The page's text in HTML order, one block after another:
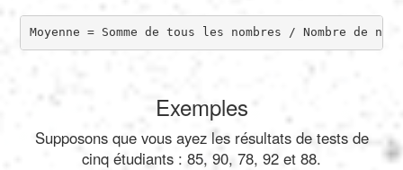
Moyenne = Somme de tous les nombres / Nombre de
Exemples
Supposons que vous ayez les résultats de tests de
cinq étudiants : 85, 90, 78, 92 et 88.